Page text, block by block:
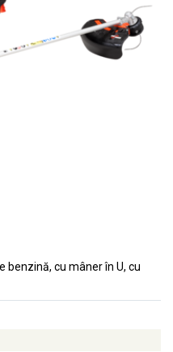
benzină, cu mâner în U, cu